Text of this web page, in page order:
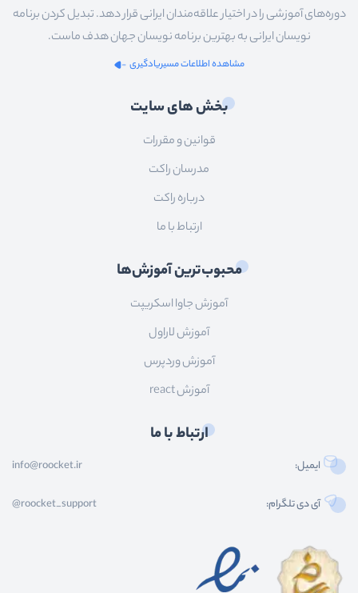
دوره‌های آموزشی را در اختیار علاقه‌مندان ایرانی قرار دهد. تبدیل کردن برنامه
نویسان ایرانی به بهترین برنامه نویسان جهان هدف ماست.
مشاهده اطلاعات مسیریادگیری
بخش های سایت
قوانین و مقررات
مدرسان راکت
درباره راکت
ارتباط با ما
محبوب‌ترین آموزش‌ها
آموزش جاوا اسکریپت
آموزش لاراول
آموزش وردپرس
آموزش react
ارتباط با ما
ایمیل: info@roocket.ir
آی دی تلگرام: @roocket_support